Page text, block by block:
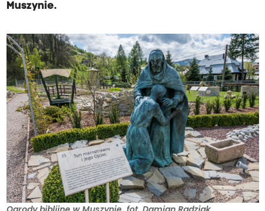
Muszynie.